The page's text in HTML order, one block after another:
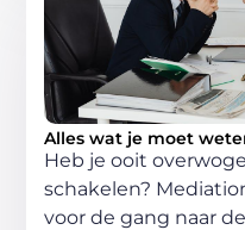
Alles wat je moet
Heb je ooit
schakelen?
voor de gang naar